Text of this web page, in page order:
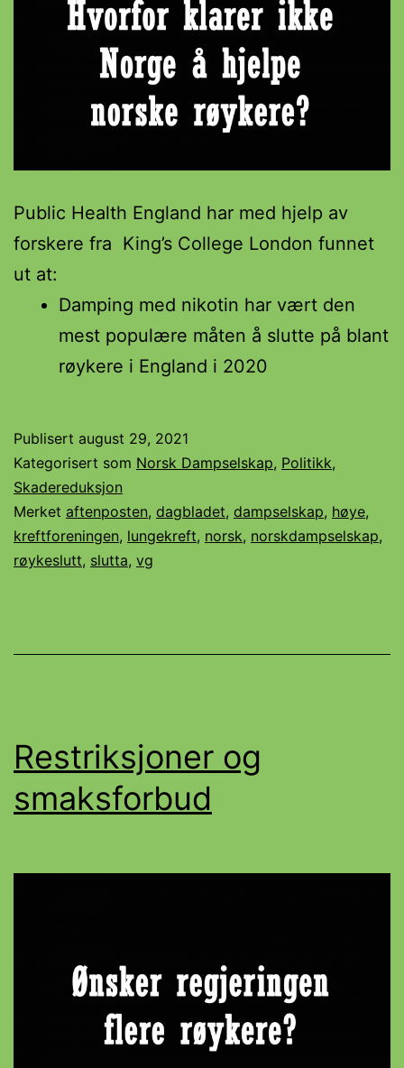
Public Health England har med hjelp av
forskere fra King’s College London funnet
ut at:
Damping med nikotin har vært den
mest populære måten å slutte på blant
røykere i England i 2020
Publisert august 29, 2021
Kategorisert som Norsk Dampselskap, Politikk,
Skadereduksjon
Merket aftenposten, dagbladet, dampselskap, høye,
kreftforeningen, lungekreft, norsk, norskdampselskap,
røykeslutt, slutta, vg
Restriksjoner og
smaksforbud